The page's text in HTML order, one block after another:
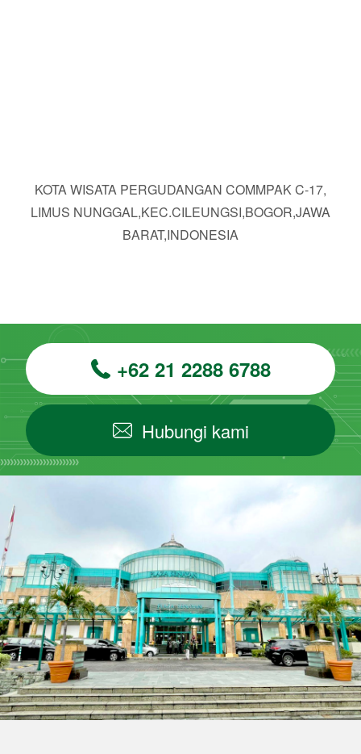
KOTA WISATA PERGUDANGAN COMMPAK C-17,
LIMUS NUNGGAL,KEC.CILEUNGSI,BOGOR,JAWA
BARAT,INDONESIA
+62 21 2288 6788
Hubungi kami